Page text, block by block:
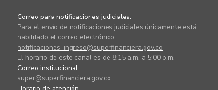
Correo para notificaciones judiciales:
Para el envío de notificaciones judiciales únicamente está
habilitado el correo electrónico
notificaciones_ingreso@superfinanciera.gov.co
El horario de este canal es de 8:15 a.m. a 5:00 p.m.
Correo institucional:
super@superfinanciera.gov.co